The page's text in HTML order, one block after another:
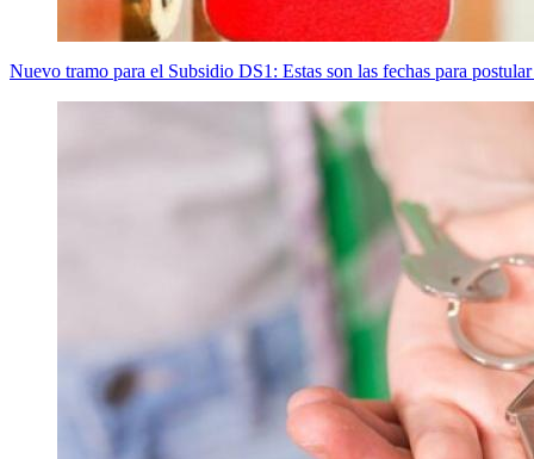
Nuevo tramo para el Subsidio DS1: Estas son las fechas para